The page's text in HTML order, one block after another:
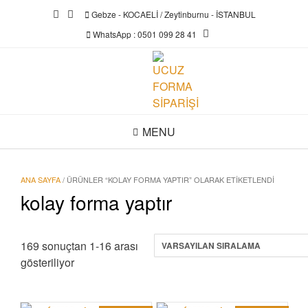
Gebze - KOCAELİ / Zeytinburnu - İSTANBUL
WhatsApp : 0501 099 28 41
MENU
ANA SAYFA/ ÜRÜNLER “KOLAY FORMA YAPTIR” OLARAK ETIKETLENDI
kolay forma yaptır
169 sonuçtan 1-16 arası
gösteriliyor